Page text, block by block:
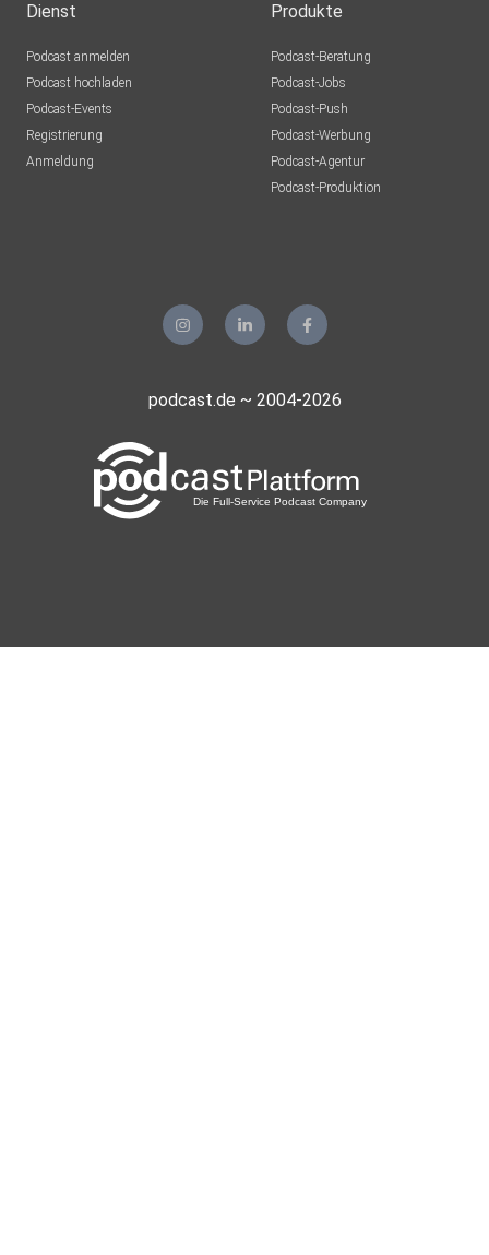
Dienst
Podcast anmelden
Podcast hochladen
Podcast-Events
Registrierung
Anmeldung
Produkte
Podcast-Beratung
Podcast-Jobs
Podcast-Push
Podcast-Werbung
Podcast-Agentur
Podcast-Produktion
podcast.de ~ 2004-2026